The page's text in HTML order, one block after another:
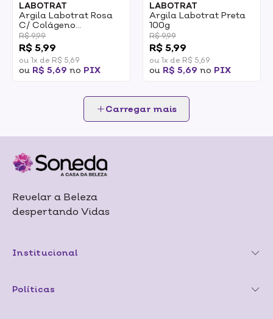
LABOTRAT
Argila Labotrat Rosa
C/ Colágeno
Hidrolisado 100g
R$ 9,99
R$ 5,99
ou 1x de R$ 5,69
ou R$ 5,69 no PIX
LABOTRAT
Argila Labotrat Preta
100g
R$ 9,99
R$ 5,99
ou 1x de R$ 5,69
ou R$ 5,69 no PIX
Carregar mais
Revelar a Beleza
despertando Vidas
Institucional
Políticas